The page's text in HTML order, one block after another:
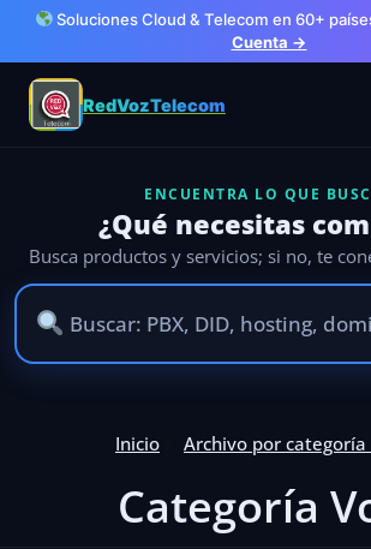
Soluciones Cloud & Telecom en 60+
Cuenta →
RedVozTelecom
ENCUENTRA LO QUE
¿Qué necesitas
Busca productos y servicios; si no, te
Inicio Archivo por categoría
Categoría